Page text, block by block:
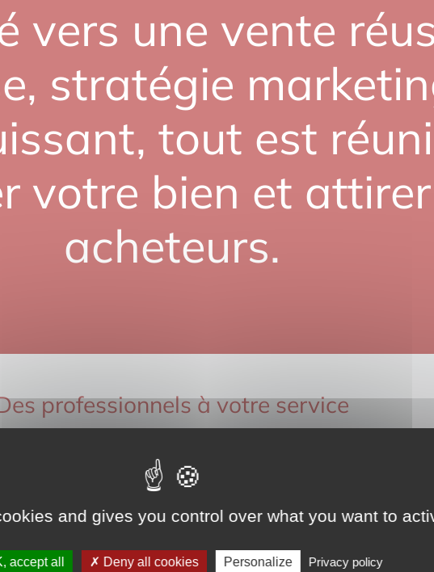
vers une vente
stratégie
tout est
votre bien et
acheteurs.
professionnels à votre service
votre
and gives you control over what you want to
accept all Deny all cookies Personalize Privacy policy